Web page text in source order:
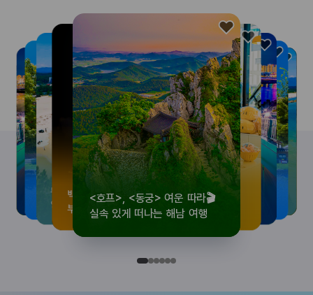
<호프>, <동궁> 여운 따라🎬
실속 있게 떠나는 해남 여행
로컬 감성 수집!
전국 로컬 기념품숍 3곳⭐
우리말이 더 재미있어지는
세종 한글 여행
숲길부터 천년 고찰까지!
마음에 쉼을 더하는 부안
뚜벅이 여행자 주목🚶
양양 1박 2일 코스
백제의 숨결을 따라,
부여에서 만나는 여름
<호프>, <동궁> 여운 따라🎬
실속 있게 떠나는 해남 여행
로컬 감성 수집!
전국 로컬 기념품숍 3곳⭐
우리말이 더 재미있어지는
세종 한글 여행
숲길부터 천년 고찰까지!
마음에 쉼을 더하는 부안
뚜벅이 여행자 주목🚶
양양 1박 2일 코스
백제의 숨결을 따라,
부여에서 만나는 여름
<호프>, <동궁> 여운 따라🎬
실속 있게 떠나는 해남 여행
로컬 감성 수집!
전국 로컬 기념품숍 3곳⭐
우리말이 더 재미있어지는
세종 한글 여행
숲길부터 천년 고찰까지!
마음에 쉼을 더하는 부안
뚜벅이 여행자 주목🚶
양양 1박 2일 코스
백제의 숨결을 따라,
부여에서 만나는 여름